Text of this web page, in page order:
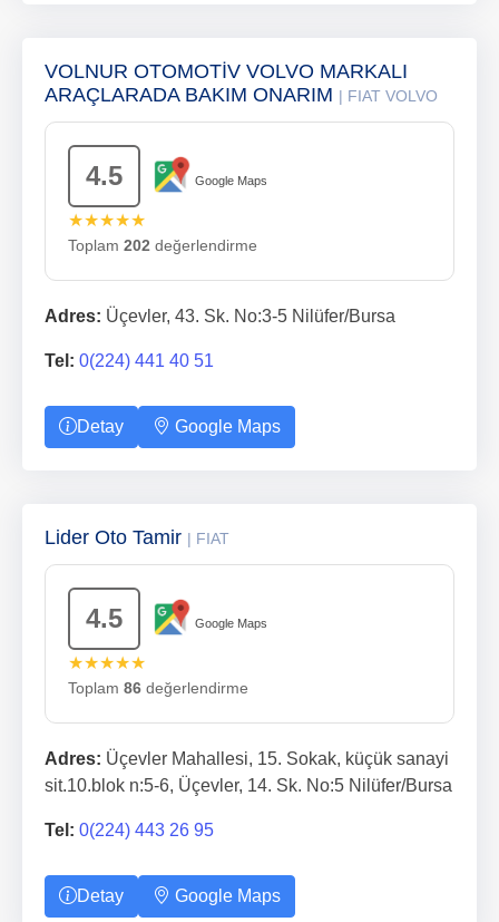
VOLNUR OTOMOTİV VOLVO MARKALI
ARAÇLARADA BAKIM ONARIM | FIAT VOLVO
4.5 Google Maps
★★★★★
Toplam 202 değerlendirme
Adres: Üçevler, 43. Sk. No:3-5 Nilüfer/Bursa
Tel: 0(224) 441 40 51
Detay Google Maps
Lider Oto Tamir | FIAT
4.5 Google Maps
★★★★★
Toplam 86 değerlendirme
Adres: Üçevler Mahallesi, 15. Sokak, küçük sanayi
sit.10.blok n:5-6, Üçevler, 14. Sk. No:5 Nilüfer/Bursa
Tel: 0(224) 443 26 95
Detay Google Maps